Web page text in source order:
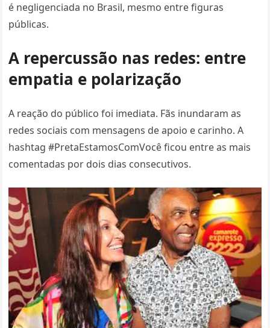
é negligenciada no Brasil, mesmo entre figuras
públicas.
A repercussão nas redes: entre
empatia e polarização
A reação do público foi imediata. Fãs inundaram as
redes sociais com mensagens de apoio e carinho. A
hashtag #PretaEstamosComVocê ficou entre as mais
comentadas por dois dias consecutivos.